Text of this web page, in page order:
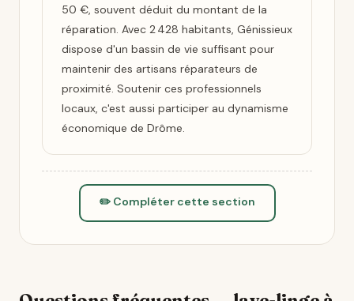
50 €, souvent déduit du montant de la
réparation. Avec 2 428 habitants, Génissieux
dispose d'un bassin de vie suffisant pour
maintenir des artisans réparateurs de
proximité. Soutenir ces professionnels
locaux, c'est aussi participer au dynamisme
économique de Drôme.
✏️ Compléter cette section